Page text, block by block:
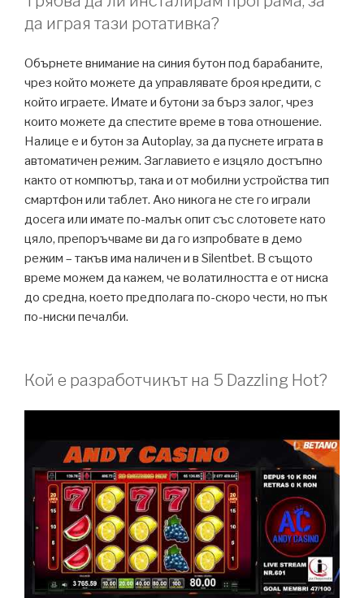
да играя тази ротативка?
Обърнете внимание на синия бутон под барабаните,
чрез който можете да управлявате броя кредити, с
който играете. Имате и бутони за бърз залог, чрез
които можете да спестите време в това отношение.
Налице е и бутон за Autoplay, за да пуснете играта в
автоматичен режим. Заглавието е изцяло достъпно
както от компютър, така и от мобилни устройства тип
смартфон или таблет. Ако никога не сте го играли
досега или имате по-малък опит със слотовете като
цяло, препоръчваме ви да го изпробвате в демо
режим – такъв има наличен и в Silentbet. В същото
време можем да кажем, че волатилността е от ниска
до средна, което предполага по-скоро чести, но пък
по-ниски печалби.
Кой е разработчикът на 5 Dazzling Hot?